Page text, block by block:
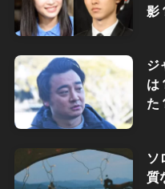
影
ジ
は
た
ソ
質